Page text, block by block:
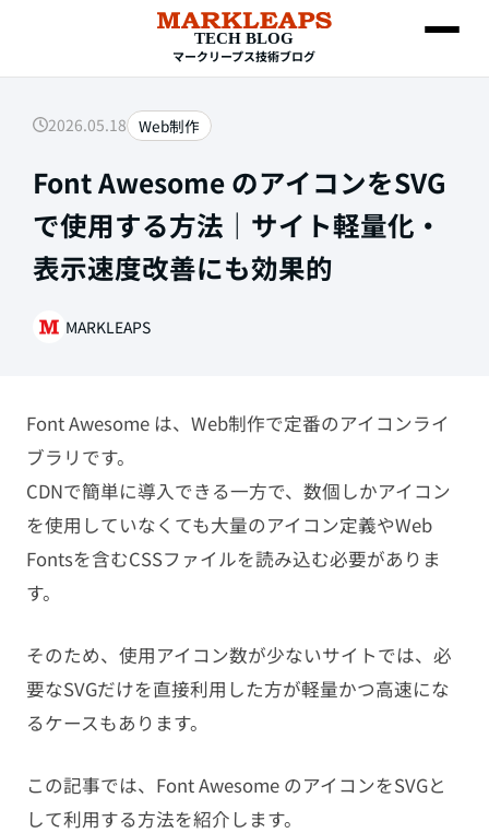
TECH BLOG
マークリープス技術ブログ
SEARCH
HTML・CSS
PHP
JavaScript
SEO
TAG
2026.05.18 Web制作
Font Awesome のアイコンをSVG
で使用する方法｜サイト軽量化・
表示速度改善にも効果的
MARKLEAPS
Font Awesome は、Web制作で定番のアイコンライ
ブラリです。
CDNで簡単に導入できる一方で、数個しかアイコン
を使用していなくても大量のアイコン定義やWeb
Fontsを含むCSSファイルを読み込む必要がありま
す。
そのため、使用アイコン数が少ないサイトでは、必
要なSVGだけを直接利用した方が軽量かつ高速にな
るケースもあります。
この記事では、Font Awesome のアイコンをSVGと
して利用する方法を紹介します。